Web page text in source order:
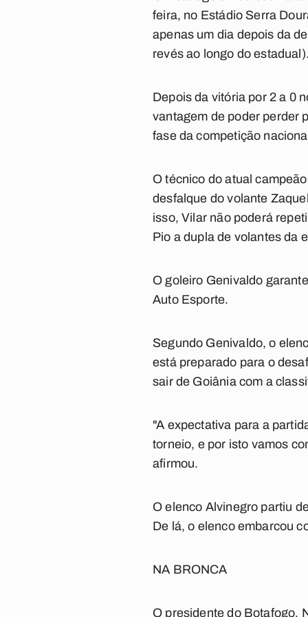
feira, no Estádio Serra
apenas um dia depois da
revés ao longo do
Depois da vitória por 2 a 0
vantagem de poder perder
fase da competição
O técnico do atual
desfalque do volante
isso, Vilar não poderá
Pio a dupla de volantes da
O goleiro Genivaldo
Auto Esporte.
Segundo Genivaldo, o
está preparado para o
sair de Goiânia com a
"A expectativa para a
torneio, e por isto vamos
afirmou.
O elenco Alvinegro partiu
De lá, o elenco embarcou
NA BRONCA
O presidente do Botafogo,